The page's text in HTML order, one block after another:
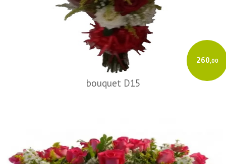
260,00
bouquet D15